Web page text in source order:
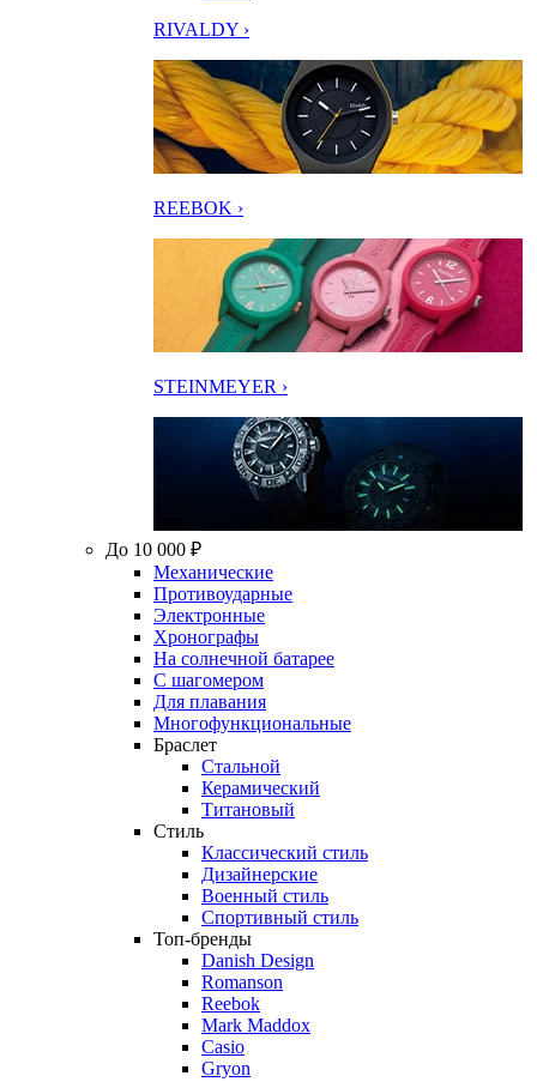
RIVALDY ›
REEBOK ›
STEINMEYER ›
До 10 000 ₽
Механические
Противоударные
Электронные
Хронографы
На солнечной батарее
С шагомером
Для плавания
Многофункциональные
Браслет
Стальной
Керамический
Титановый
Стиль
Классический стиль
Дизайнерские
Военный стиль
Спортивный стиль
Топ-бренды
Danish Design
Romanson
Reebok
Mark Maddox
Casio
Gryon